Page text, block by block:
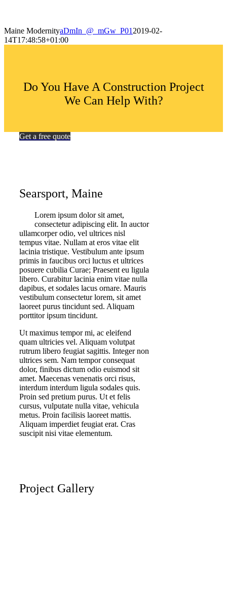
Maine ModernityaDmIn_@_mGw_P01 2019-02-
14T17:48:58+01:00
Do You Have A Construction Project
We Can Help With?
Get a free quote
Searsport, Maine
Lorem ipsum dolor sit amet,
consectetur adipiscing elit. In auctor
ullamcorper odio, vel ultrices nisl
tempus vitae. Nullam at eros vitae elit
lacinia tristique. Vestibulum ante ipsum
primis in faucibus orci luctus et ultrices
posuere cubilia Curae; Praesent eu ligula
libero. Curabitur lacinia enim vitae nulla
dapibus, et sodales lacus ornare. Mauris
vestibulum consectetur lorem, sit amet
laoreet purus tincidunt sed. Aliquam
porttitor ipsum tincidunt.
Ut maximus tempor mi, ac eleifend
quam ultricies vel. Aliquam volutpat
rutrum libero feugiat sagittis. Integer non
ultrices sem. Nam tempor consequat
dolor, finibus dictum odio euismod sit
amet. Maecenas venenatis orci risus,
interdum interdum ligula sodales quis.
Proin sed pretium purus. Ut et felis
cursus, vulputate nulla vitae, vehicula
metus. Proin facilisis laoreet mattis.
Aliquam imperdiet feugiat erat. Cras
suscipit nisi vitae elementum.
Project Gallery